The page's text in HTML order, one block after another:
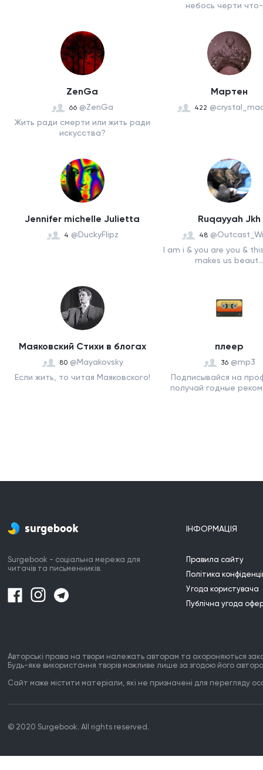
небось черти что-
ZenGa
66 @ZenGa
Жить ради смерти или жить ради
искусства?
Мартен
422
Jennifer michelle Julietta
4 @DuckyFlipz
Ruqayyah Jkh
48
I am i & you are you &
makes us beaut...
Маяковский Стихи в блогах
80 @Mayakovsky
Если жить, то читая Маяковского!
плеер
36 @mp3
Подписывайся на
получай годные
Surgebook - соціальна мережа для
читачів та письменників.
ІНФОРМАЦІЯ
Правила сайту
Політика
Угода користувача
Публічна угода
Авторські права на твори належать авторам та охороняються
Будь-яке використання творів можливе лише за згодою його
Сайт може містити матеріали, які не призначені для перегляду
© 2020 Surgebook. All rights reserved.